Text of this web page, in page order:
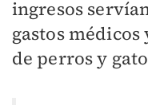
ingresos
gastos
de perros y